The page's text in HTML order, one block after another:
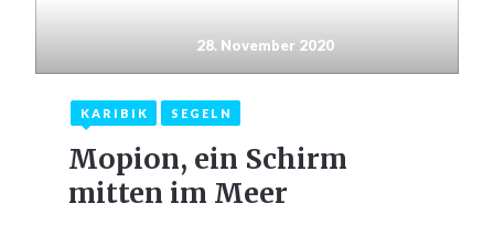
28. November 2020
KARIBIK SEGELN
Mopion, ein Schirm
mitten im Meer